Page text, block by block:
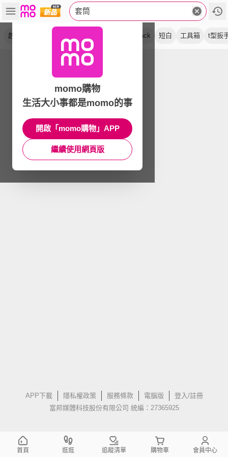
套筒
起子轉 black 短白 工具箱 t型扳
APP下載 隱私權政策 服務條款 電腦版
登入/註冊
富邦媒體科技股份有限公司 統編：27365925
momo購物
生活大小事都是momo的事
開啟「momo購物」APP
繼續使用網頁版
首頁 逛逛 追蹤清單 購物車 會員中心